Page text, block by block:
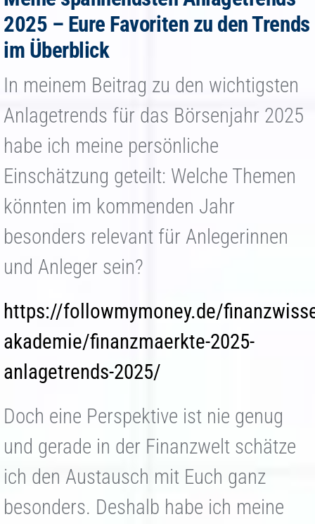
Jetzt Depot eröffnen
2025 – Eure Favoriten zu den Trends
im Überblick
In meinem Beitrag zu den wichtigsten
Anlagetrends für das Börsenjahr 2025
habe ich meine persönliche
Einschätzung geteilt: Welche Themen
könnten im kommenden Jahr
besonders relevant für Anlegerinnen
und Anleger sein?
https://followmymoney.de/
akademie/finanzmaerkte-2025-
anlagetrends-2025/
Doch eine Perspektive ist nie genug
und gerade in der Finanzwelt schätze
ich den Austausch mit Euch ganz
besonders. Deshalb habe ich meine